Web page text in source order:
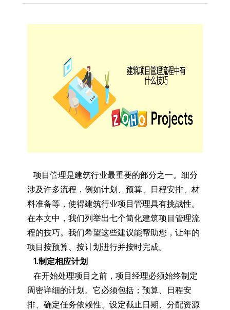
项目管理是建筑行业最重要的部分之一。细分
涉及许多流程，例如计划、预算、日程安排、材
料准备等，使得建筑行业项目管理具有挑战性。
在本文中，我们列举出七个简化建筑项目管理流
程的技巧。我们希望这些建议能帮助您，让年的
项目按预算、按计划进行并按时完成。
1.制定相应计划
在开始处理项目之前，项目经理必须始终制定
周密详细的计划。它必须包括；预算、日程安
排、确定任务依赖性、设定截止日期、分配资源